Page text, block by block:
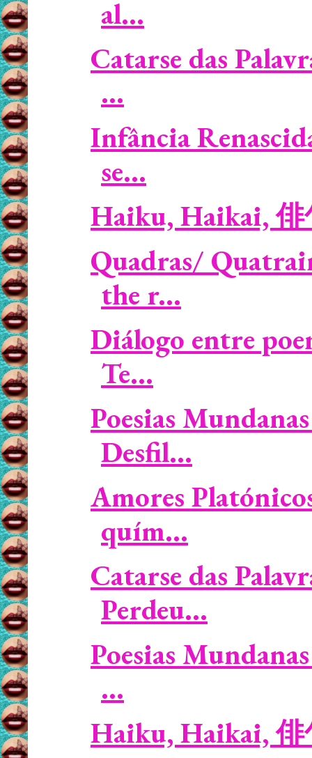
al...
Catarse das
...
Infância
se...
Haiku, Haikai, 俳
Quadras/
the r...
Diálogo entre
Te...
Poesias
Desfil...
Amores
quím...
Catarse das
Perdeu...
Poesias
...
Haiku, Haikai, 俳